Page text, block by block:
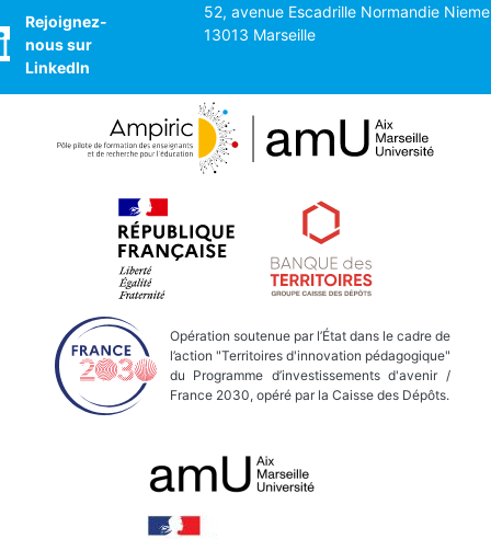
Rejoignez-
nous sur
LinkedIn
52, avenue Escadrille Normandie
13013 Marseille
Opération soutenue par l’État dans le cadre de
l’action "Territoires d'innovation pédagogique"
du Programme d’investissements d'avenir /
France 2030, opéré par la Caisse des Dépôts.